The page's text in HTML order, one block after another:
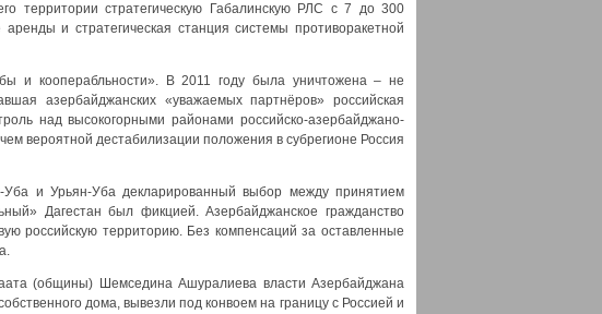
территории стратегическую Габалинскую РЛС с 7 до 300
и стратегическая станция системы противоракетной
и кооперабльности». В 2011 году была уничтожена – не
азербайджанских «уважаемых партнёров» российская
над высокогорными районами российско-азербайджано-
вероятной дестабилизации положения в субрегионе Россия
и Урьян-Уба декларированный выбор между принятием
Дагестан был фикцией. Азербайджанское гражданство
российскую территорию. Без компенсаций за оставленные
(общины) Шемседина Ашуралиева власти Азербайджана
дома, вывезли под конвоем на границу с Россией и